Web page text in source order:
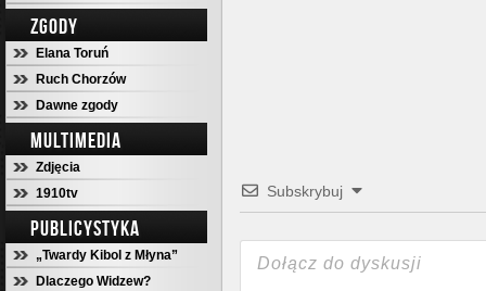
ZGODY
Elana Toruń
Ruch Chorzów
Dawne zgody
MULTIMEDIA
Zdjęcia
1910tv
PUBLICYSTYKA
„Twardy Kibol z Młyna”
Dlaczego Widzew?
Subskrybuj